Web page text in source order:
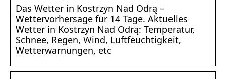
Das Wetter in Kostrzyn Nad Odrą –
Wettervorhersage für 14 Tage. Aktuelles
Wetter in Kostrzyn Nad Odrą: Temperatur,
Schnee, Regen, Wind, Luftfeuchtigkeit,
Wetterwarnungen, etc